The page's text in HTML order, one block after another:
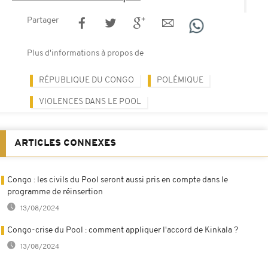
Partager
Plus d'informations à propos de
RÉPUBLIQUE DU CONGO POLÉMIQUE
VIOLENCES DANS LE POOL
ARTICLES CONNEXES
Congo : les civils du Pool seront aussi pris en compte dans le
programme de réinsertion
13/08/2024
Congo-crise du Pool : comment appliquer l'accord de Kinkala ?
13/08/2024